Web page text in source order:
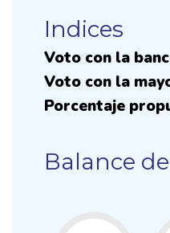
Indices
Voto con la
Voto con la
Porcentaje
Balance